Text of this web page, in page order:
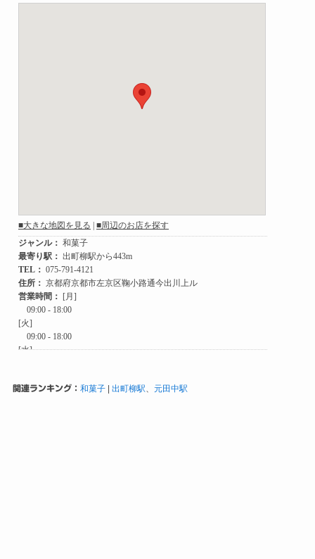
関連ランキング： 和菓子| 出町柳駅、 元田中駅